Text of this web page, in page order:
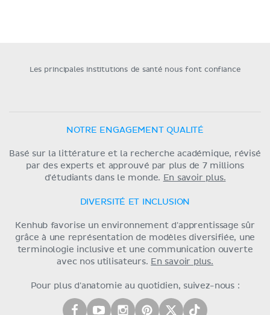
Les principales institutions de santé nous font confiance
NOTRE ENGAGEMENT QUALITÉ
Basé sur la littérature et la recherche académique, révisé
par des experts et approuvé par plus de 7 millions
d'étudiants dans le monde. En savoir plus.
DIVERSITÉ ET INCLUSION
Kenhub favorise un environnement d'apprentissage sûr
grâce à une représentation de modèles diversifiée, une
terminologie inclusive et une communication ouverte
avec nos utilisateurs. En savoir plus.
Pour plus d'anatomie au quotidien, suivez-nous :